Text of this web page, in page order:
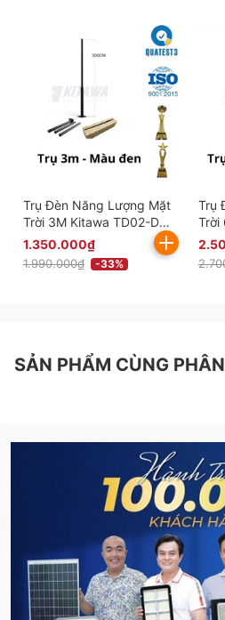
Trụ Đèn Năng Lượng Mặt
Trời 3M Kitawa TD02-D
màu đen
1.350.000₫
1.990.000₫ -33%
Trụ
Trời
Đèn
SẢN PHẨM CÙNG